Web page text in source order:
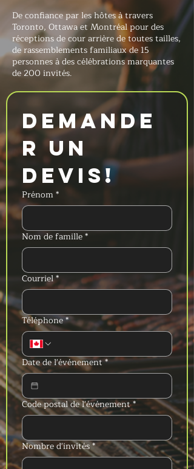
De confiance par les hôtes à travers
Toronto, Ottawa et Montréal pour des
réceptions de cour arrière de toutes tailles,
de rassemblements familiaux de 15
personnes à des célébrations marquantes
de 200 invités.
Demande
r un
devis!
Prénom*
Nom de famille*
Courriel*
Téléphone*
Date de l'événement*
Code postal de l'événement*
Nombre d'invités*